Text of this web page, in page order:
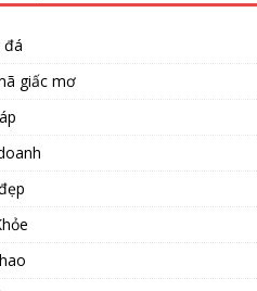
đá
giấc mơ